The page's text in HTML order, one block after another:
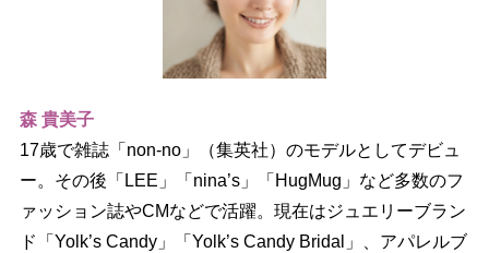
森 貴美子
17歳で雑誌「non-no」（集英社）のモデルとしてデビュ
ー。その後「LEE」「nina’s」「HugMug」など多数のフ
ァッション誌やCMなどで活躍。現在はジュエリーブラン
ド「Yolk’s Candy」「Yolk’s Candy Bridal」、アパレルブ